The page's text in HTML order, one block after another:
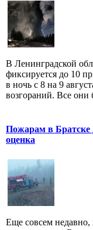
В Ленинградской
фиксируется до 10
в ночь с 8 на 9
возгораний. Все они
Пожарам в Братске
оценка
Еще совсем недавно,